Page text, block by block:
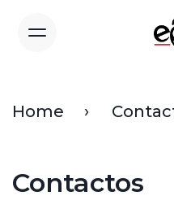
Home
Contactos